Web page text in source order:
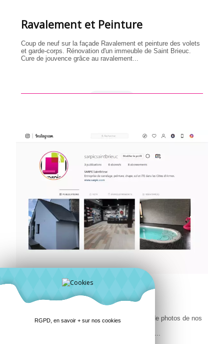
Ravalement et Peinture
Coup de neuf sur la façade Ravalement et peinture des volets
et garde-corps. Rénovation d'un immeuble de Saint Brieuc.
Cure de jouvence grâce au ravalement...
Notre Instagram est né !
Suivez nous en images sur Instagram ! Plus de photos de nos
chantiers sur --Instagram-->
RGPD, en savoir + sur nos cookies